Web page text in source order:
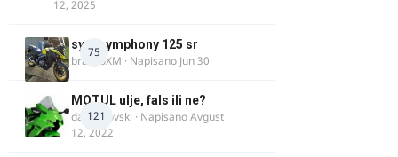
12, 2025
75
sym symphony 125 sr
brankoXM · Napisano Jun 30
121
MOTUL ulje, fals ili ne?
dalipopovski · NapisanoAvgust
12, 2022